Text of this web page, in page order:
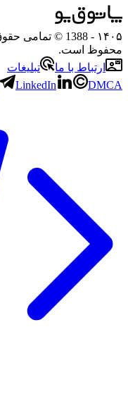
۱۴۰۵
- 1388 ©
محفوظ است.
ارتباط با ما
تبلیغات
LinkedIn DMCA